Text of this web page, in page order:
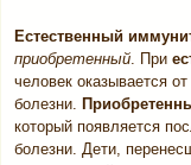
Естественный
приобретенный. При
человек оказывается
болезни.
который появляется
болезни. Дети,